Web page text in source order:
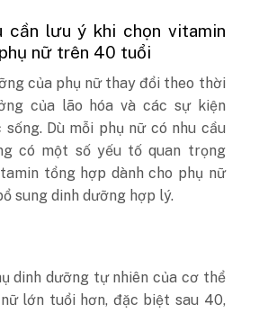
cần lưu ý khi chọn vitamin
nữ trên 40 tuổi
của phụ nữ thay đổi theo thời
của lão hóa và các sự kiện
Dù mỗi phụ nữ có nhu cầu
có một số yếu tố quan trọng
tổng hợp dành cho phụ nữ
sung dinh dưỡng hợp lý.
dinh dưỡng tự nhiên của cơ thể
lớn tuổi hơn, đặc biệt sau 40,